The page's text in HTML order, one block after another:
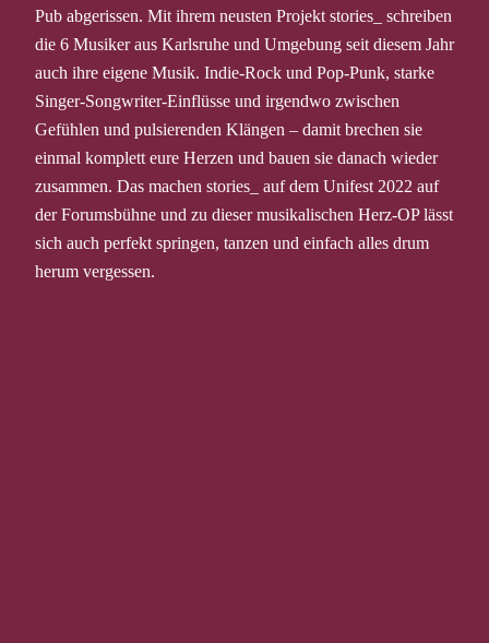
Pub abgerissen. Mit ihrem neusten Projekt stories_ schreiben
die 6 Musiker aus Karlsruhe und Umgebung seit diesem Jahr
auch ihre eigene Musik. Indie-Rock und Pop-Punk, starke
Singer-Songwriter-Einflüsse und irgendwo zwischen
Gefühlen und pulsierenden Klängen – damit brechen sie
einmal komplett eure Herzen und bauen sie danach wieder
zusammen. Das machen stories_ auf dem Unifest 2022 auf
der Forumsbühne und zu dieser musikalischen Herz-OP lässt
sich auch perfekt springen, tanzen und einfach alles drum
herum vergessen.